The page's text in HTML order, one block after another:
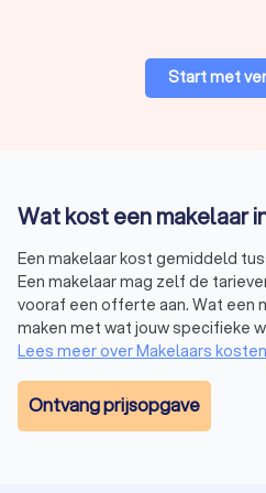
kopers aan te trekken;
te sluiten.
Aankoopmakelaar
Eenaankoopmakelaarbegeleidt
De voornaamste taken van een
Purmerend zijn:
zoeken naar huizen die aan
Start met
Wat kost een makelaar
Een makelaar kost gemiddeld
Een makelaar mag zelf de
vooraf een offerte aan. Wat een
maken met wat jouw specifieke
Lees meer over Makelaars kosten
Ontvang prijsopgave